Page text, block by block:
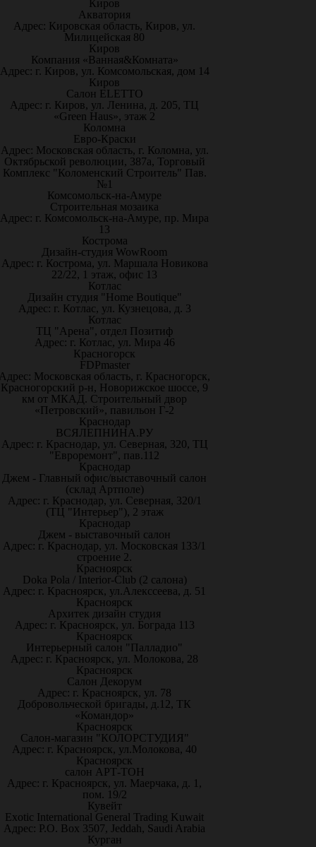
Киров
Акватория
Адрес: Кировская область, Киров, ул.
Милицейская 80
Киров
Компания «Ванная&Комната»
Адрес: г. Киров, ул. Комсомольская, дом 14
Киров
Салон ELETTO
Адрес: г. Киров, ул. Ленина, д. 205, ТЦ
«Green Haus», этаж 2
Коломна
Евро-Краски
Адрес: Московская область, г. Коломна, ул.
Октябрьской революции, 387а, Торговый
Комплекс "Коломенский Строитель" Пав.
№1
Комсомольск-на-Амуре
Строительная мозаика
Адрес: г. Комсомольск-на-Амуре, пр. Мира
13
Кострома
Дизайн-студия WowRoom
Адрес: г. Кострома, ул. Маршала Новикова
22/22, 1 этаж, офис 13
Котлас
Дизайн студия "Home Boutique"
Адрес: г. Котлас, ул. Кузнецова, д. 3
Котлас
ТЦ "Арена", отдел Позитиф
Адрес: г. Котлас, ул. Мира 46
Красногорск
FDPmaster
Московская область, г. Красногорск,
Красногорский р-н, Новорижское шоссе, 9
км от МКАД. Строительный двор
«Петровский», павильон Г-2
Краснодар
ВСЯЛЕПНИНА.РУ
Адрес: г. Краснодар, ул. Северная, 320, ТЦ
"Евроремонт", пав.112
Краснодар
Джем - Главный офис/выставочный салон
(склад Артполе)
Адрес: г. Краснодар, ул. Северная, 320/1
(ТЦ "Интерьер"), 2 этаж
Краснодар
Джем - выставочный салон
Адрес: г. Краснодар, ул. Московская 133/1
строение 2.
Красноярск
Doka Pola / Interior-Club (2 салона)
Адрес: г. Красноярск, ул.Алекссеева, д. 51
Красноярск
Архитек дизайн студия
Адрес: г. Красноярск, ул. Бограда 113
Красноярск
Интерьерный салон "Палладио"
Адрес: г. Красноярск, ул. Молокова, 28
Красноярск
Салон Декорум
Адрес: г. Красноярск, ул. 78
Добровольческой бригады, д.12, ТК
«Командор»
Красноярск
Салон-магазин "КОЛОРСТУДИЯ"
Адрес: г. Красноярск, ул.Молокова, 40
Красноярск
салон АРТ-ТОН
Адрес: г. Красноярск, ул. Маерчака, д. 1,
пом. 19/2
Кувейт
Exotic International General Trading Kuwait
Адрес: P.O. Box 3507, Jeddah, Saudi Arabia
Курган